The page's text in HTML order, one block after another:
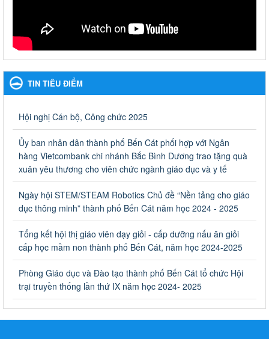
Ngày ban hành: 27/09/2023
Hưởng ứng cuộc thi Tìm hiểu Luật Phòng, chống ma túy
Hưởng ứng cuộc thi Tìm hiểu Luật Phòng, chống ma túy
Ngày ban hành: 06/09/2023
bổng, hỗ trợ của Chương trình "Tiếp sức đến trường" năm
học 2023-2024
Về việc thống kê, lập danh sách đề xuất học sinh nhận học bổng,
hỗ trợ của Chương trình "Tiếp sức đến trường" năm học 2023-
2024
Triển khai Kế hoạch Triển khai các hoạt động hưởng ứng
phong trào vệ sinh yêu nước nâng cao sức khỏe nhân dân
năm 2023
Triển khai Kế hoạch Triển khai các hoạt động hưởng ứng phong
trào vệ sinh yêu nước nâng cao sức khỏe nhân dân năm 2023
Ngày ban hành: 10/08/2023
Khẩn trương triển khai các biện pháp tăng cường công tác
TIN TIÊU ĐIỂM
Hội nghị Cán bộ, Công chức 2025
Ủy ban nhân dân thành phố Bến Cát phối hợp với Ngân
hàng Vietcombank chi nhánh Bắc Bình Dương trao tặng quà
xuân yêu thương cho viên chức ngành giáo dục và y tế
Ngày hội STEM/STEAM Robotics Chủ đề “Nền tảng cho giáo
dục thông minh” thành phố Bến Cát năm học 2024 - 2025
Tổng kết hội thị giáo viên dạy giỏi - cấp dưỡng nấu ăn giỏi
cấp học mầm non thành phố Bến Cát, năm học 2024-2025
Phòng Giáo dục và Đào tạo thành phố Bến Cát tổ chức Hội
trại truyền thống lần thứ IX năm học 2024- 2025